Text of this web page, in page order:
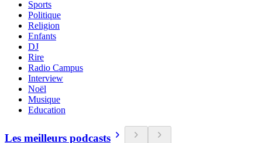
Sports
Politique
Religion
Enfants
DJ
Rire
Radio Campus
Interview
Noël
Musique
Education
Les meilleurs podcasts